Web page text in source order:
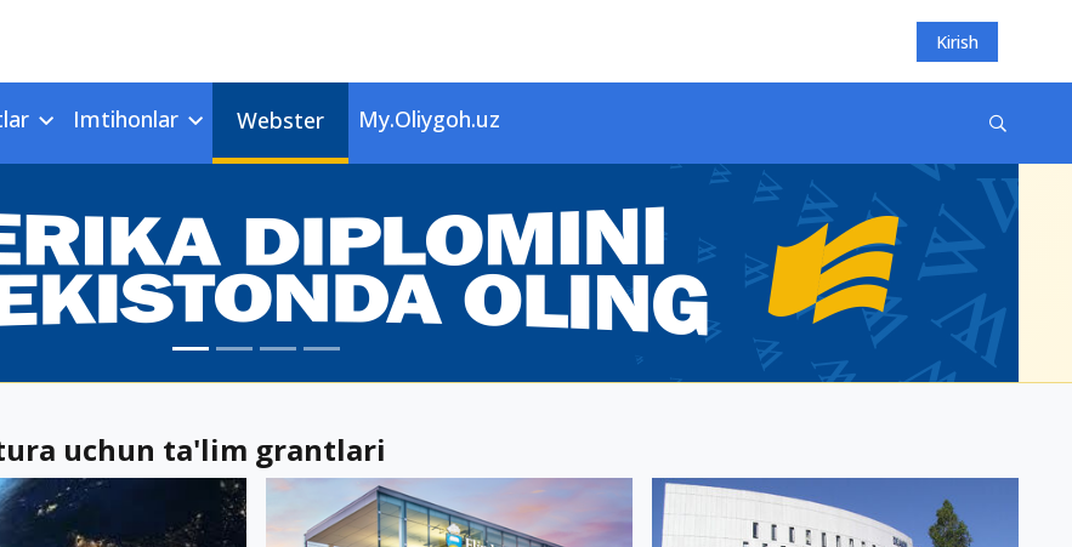
Kirish
Imtihonlar Webster My.Oliygoh.uz
uchun ta'lim grantlari